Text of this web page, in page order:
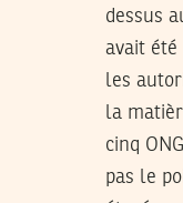
dessus
avait été
les
la
cinq
pas le